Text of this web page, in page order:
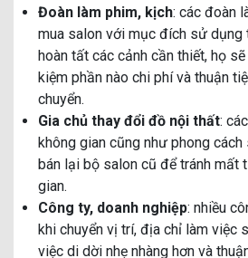
Đoàn làm phim, kịch: các đoàn
mua salon với mục đích sử dụng
hoàn tất các cảnh cần thiết, họ
kiệm phần nào chi phí và thuận
chuyển.
Gia chủ thay đổi đồ nội thất:
không gian cũng như phong
bán lại bộ salon cũ để tránh mất
gian.
Công ty, doanh nghiệp: nhiều
khi chuyển vị trí, địa chỉ làm việc
việc di dời nhẹ nhàng hơn và